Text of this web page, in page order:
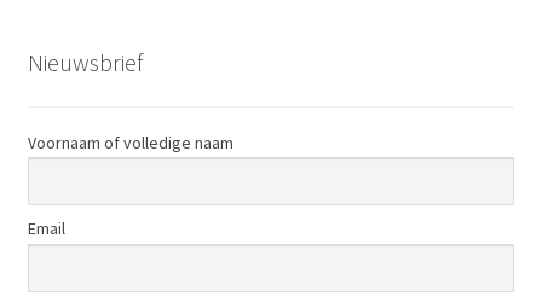
Nieuwsbrief
Voornaam of volledige naam
Email